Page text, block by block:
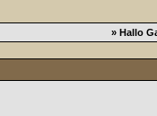
» Hallo